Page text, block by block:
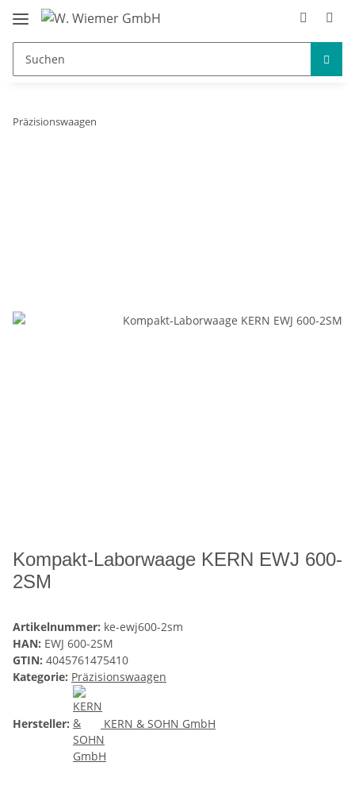
Präzisionswaagen
Kompakt-Laborwaage KERN EWJ 600-
2SM
Artikelnummer: ke-ewj600-2sm
HAN: EWJ 600-2SM
GTIN: 4045761475410
Kategorie: Präzisionswaagen
Hersteller: KERN & SOHN GmbH